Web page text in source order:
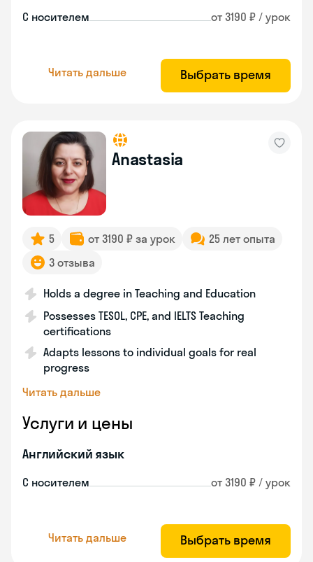
С носителем от 3190 ₽ / урок
Читать дальше Выбрать время
Anastasia
5 от 3190 ₽ за урок
25 лет опыта
3 отзыва
Holds a degree in Teaching and Education
Possesses TESOL, CPE, and IELTS Teaching
certifications
Adapts lessons to individual goals for real
progress
Читать дальше
Услуги и цены
Английский язык
С носителем от 3190 ₽ / урок
Читать дальше Выбрать время